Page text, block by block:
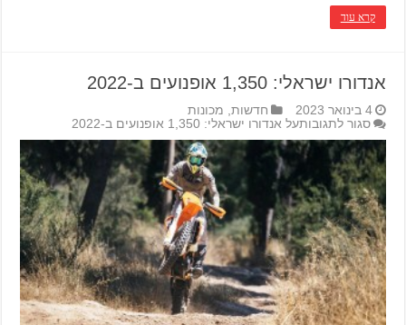
קרא עוד
אנדורו ישראלי: 1,350 אופנועים ב-2022
4 בינואר 2023 חדשות, מכונות
סגור לתגובותעל אנדורו ישראלי: 1,350 אופנועים ב-2022